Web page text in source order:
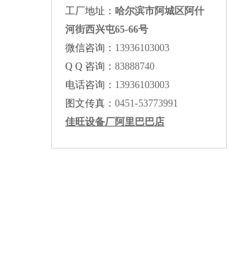
工厂地址： 哈尔滨市阿城区阿什
河街西兴屯65-66号
微信咨询： 13936103003
Q Q 咨询： 83888740
电话咨询： 13936103003
图文传真： 0451-53773991
佳旺设备厂阿里巴巴店